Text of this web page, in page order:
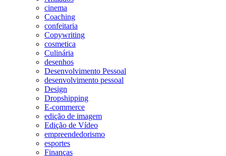
cinema
Coaching
confeitaria
Copywriting
cosmetica
Culinária
desenhos
Desenvolvimento Pessoal
desenvolvimento pessoal
Design
Dropshipping
E-commerce
edição de imagem
Edição de Vídeo
empreendedorismo
esportes
Finanças